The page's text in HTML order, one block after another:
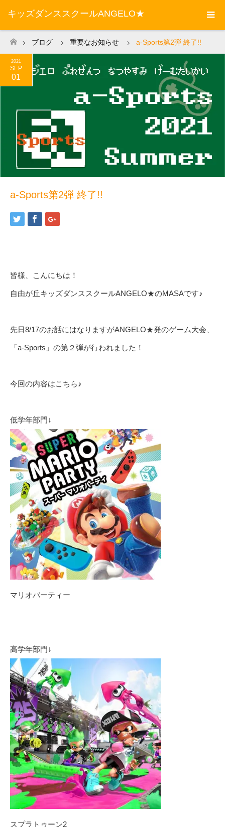
キッズダンススクールANGELO★
ホーム
ブログ 重要なお知らせ a-Sports第2弾 終了!!
2021
SEP
01
a-Sports第2弾 終了!!
皆様、こんにちは！
自由が丘キッズダンススクールANGELO★のMASAです♪
先日8/17のお話にはなりますがANGELO★発のゲーム大会、
「a-Sports」の第２弾が行われました！
今回の内容はこちら♪
低学年部門↓
マリオパーティー
高学年部門↓
スプラトゥーン2